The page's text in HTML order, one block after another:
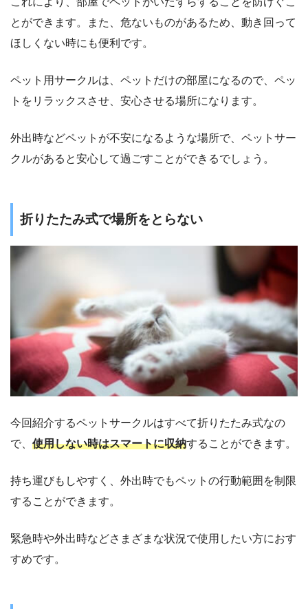
とができます。また、危ないものがあるため、動き回って
ほしくない時にも便利です。
ペット用サークルは、ペットだけの部屋になるので、ペッ
トをリラックスさせ、安心させる場所になります。
外出時などペットが不安になるような場所で、ペットサー
クルがあると安心して過ごすことができるでしょう。
折りたたみ式で場所をとらない
今回紹介するペットサークルはすべて折りたたみ式なの
で、 使用しない時はスマートに収納することができます。
持ち運びもしやすく、外出時でもペットの行動範囲を制限
することができます。
緊急時や外出時などさまざまな状況で使用したい方におす
すめです。